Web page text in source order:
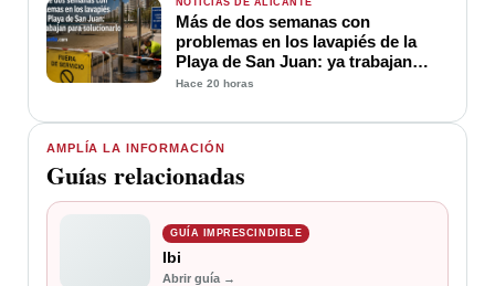
AMPLÍA LA INFORMACIÓN
Guías relacionadas
GUÍA IMPRESCINDIBLE
Ibi
Abrir guía →
Más de dos semanas con
problemas en los lavapiés de la
Playa de San Juan: ya trabajan
para soluciona
Hace 20 horas